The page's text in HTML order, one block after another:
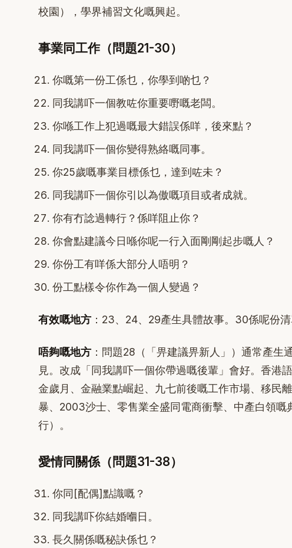
校園），學界補習文化嘅興起。
事業同工作（問題21-30）
你嘅第一份工係乜，你學到啲乜？
同我講吓一個教咗你重要嘢嘅老闆。
你喺工作上犯過嘅最大錯誤係咩，後來點？
同我講吓一個你變得熟絡嘅同事。
你25歲嘅事業目標係乜，達到咗未？
同我講吓一個你引以為傲嘅項目或者成就。
你有冇諗過轉行？係咩阻止你？
你會點建議今日喺你呢一行入面剛剛起步嘅人？
你份工有咩係大部分人唔明？
份工點樣令你作為一個人變過？
有效嘅地方 ：23、24、29產生具體故事。30係呢份清
唔夠嘅地方 ：問題28（「畀建議畀新人」）通常產生
見。改成「同我講吓一個你帶過嘅後輩」會好。香港
金歲月、金融業點崛起、九七前後嘅工作市場、移民
暴、2003沙士、零售業全盛同電商衝擊、中產白領嘅
行）。
愛情同關係（問題31-38）
你同[配偶]點識嘅？
同我講吓你結婚嗰日。
長久關係嘅秘訣係乜？